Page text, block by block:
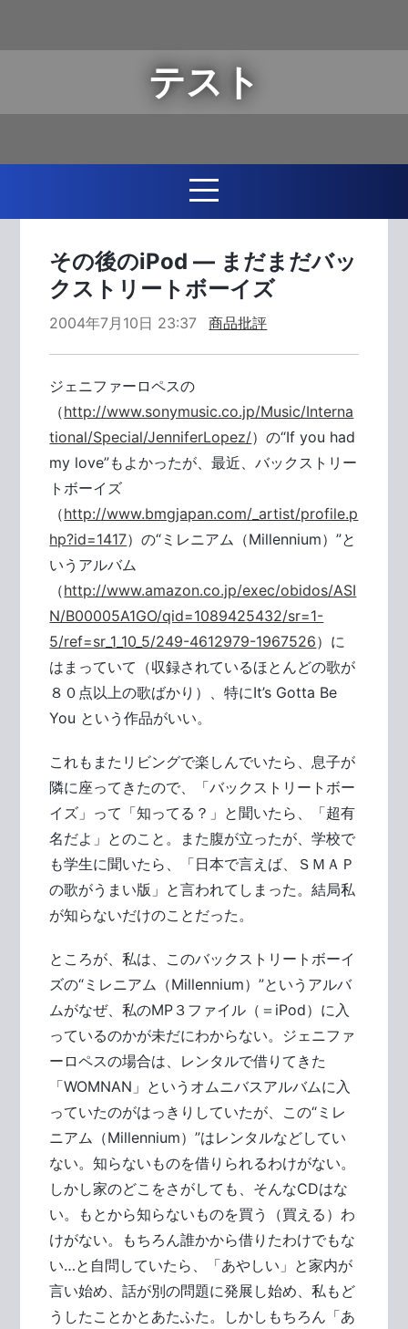
テスト
その後のiPod ― まだまだバッ
クストリートボーイズ
2004年7月10日 23:37 商品批評
ジェニファーロペスの
（http://www.sonymusic.co.jp/Music/Interna
tional/Special/JenniferLopez/）の“If you had
my love”もよかったが、最近、バックストリー
トボーイズ
（http://www.bmgjapan.com/_artist/profile.p
hp?id=1417）の“ミレニアム（Millennium）”と
いうアルバム
（http://www.amazon.co.jp/exec/obidos/ASI
N/B00005A1GO/qid=1089425432/sr=1-
5/ref=sr_1_10_5/249-4612979-1967526）に
はまっていて（収録されているほとんどの歌が
８０点以上の歌ばかり）、特にIt’s Gotta Be
You という作品がいい。
これもまたリビングで楽しんでいたら、息子が
隣に座ってきたので、「バックストリートボー
イズ」って「知ってる？」と聞いたら、「超有
名だよ」とのこと。また腹が立ったが、学校で
も学生に聞いたら、「日本で言えば、ＳＭＡＰ
の歌がうまい版」と言われてしまった。結局私
が知らないだけのことだった。
ところが、私は、このバックストリートボーイ
ズの“ミレニアム（Millennium）”というアルバ
ムがなぜ、私のMP３ファイル（＝iPod）に入
っているのかが未だにわからない。ジェニファ
ーロペスの場合は、レンタルで借りてきた
「WOMNAN」というオムニバスアルバムに入
っていたのがはっきりしていたが、この“ミレ
ニアム（Millennium）”はレンタルなどしてい
ない。知らないものを借りられるわけがない。
しかし家のどこをさがしても、そんなCDはな
い。もとから知らないものを買う（買える）わ
けがない。もちろん誰かから借りたわけでもな
い…と自問していたら、「あやしい」と家内が
言い始め、話が別の問題に発展し始め、私もど
うしたことかとあたふた。しかしもちろん「あ